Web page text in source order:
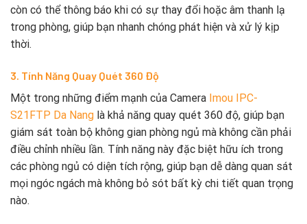
còn có thể thông báo khi có sự thay đổi hoặc âm thanh lạ
trong phòng, giúp bạn nhanh chóng phát hiện và xử lý kịp
thời.
3. Tính Năng Quay Quét 360 Độ
Một trong những điểm mạnh của Camera Imou IPC-
S21FTP Da Nang là khả năng quay quét 360 độ, giúp bạn
giám sát toàn bộ không gian phòng ngủ mà không cần phải
điều chỉnh nhiều lần. Tính năng này đặc biệt hữu ích trong
các phòng ngủ có diện tích rộng, giúp bạn dễ dàng quan sát
mọi ngóc ngách mà không bỏ sót bất kỳ chi tiết quan trọng
nào.